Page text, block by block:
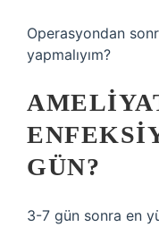
Operasyondan
yapmalıyım?
GÜN?
3-7 gün sonra en